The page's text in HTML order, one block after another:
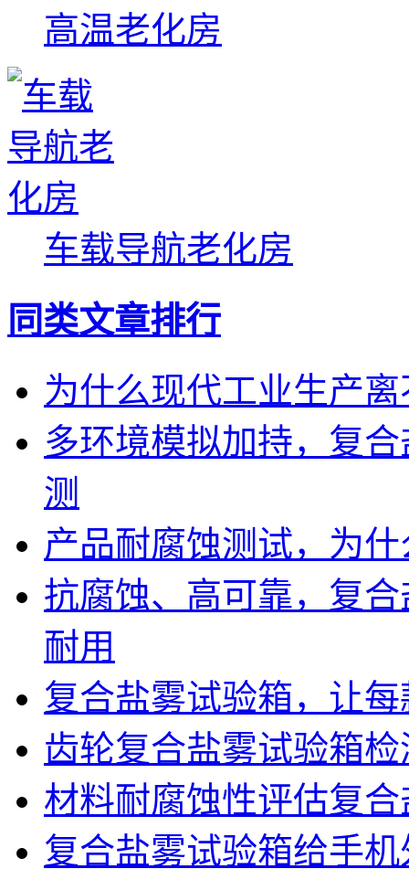
高温老化房
车载导航老化房
同类文章排行
为什么现代工业生产
多环境模拟加持，复
测
产品耐腐蚀测试，为
抗腐蚀、高可靠，复
耐用
复合盐雾试验箱，让
齿轮复合盐雾试验箱
材料耐腐蚀性评估复
复合盐雾试验箱给手